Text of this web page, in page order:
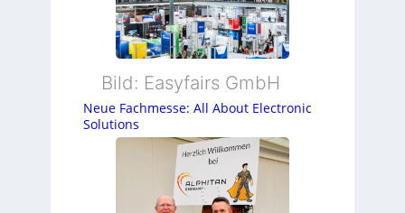
Bild: Easyfairs GmbH
Neue Fachmesse: All About Electronic
Solutions